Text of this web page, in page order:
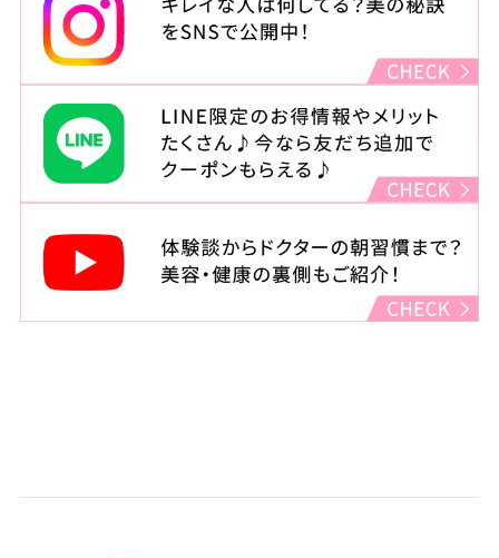
住所
渋谷西村總本店ビル4F
診療時間
月・木・金（祝日をのぞく）
：11:00～14:00 15:00～23:00
火・水
土・日・祝
：10:00～14:00 15:00～19:00